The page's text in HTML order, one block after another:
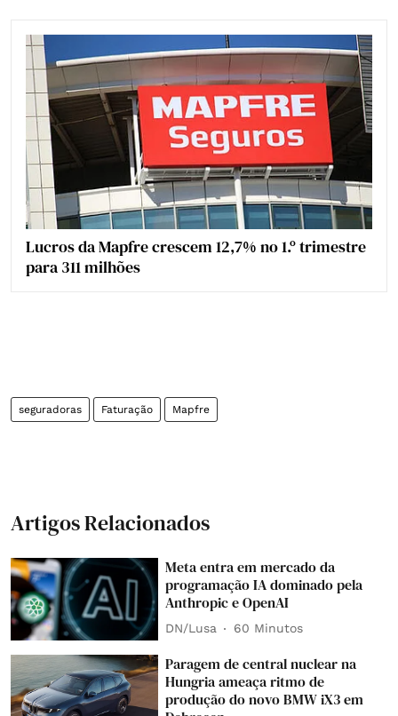
Lucros da Mapfre crescem 12,7% no 1.º trimestre
para 311 milhões
seguradoras Faturação Mapfre
Artigos Relacionados
Meta entra em mercado da
programação IA dominado pela
Anthropic e OpenAI
DN/Lusa 60 Minutos
Paragem de central nuclear na
Hungria ameaça ritmo de
produção do novo BMW iX3 em